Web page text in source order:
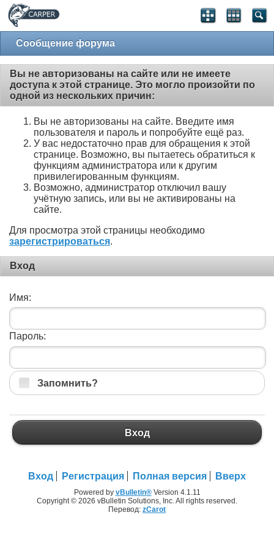
Сообщение форума
Вы не авторизованы на сайте или не имеете
доступа к этой странице. Это могло произойти по
одной из нескольких причин:
Вы не авторизованы на сайте. Введите имя
пользователя и пароль и попробуйте ещё раз.
У вас недостаточно прав для обращения к этой
странице. Возможно, вы пытаетесь обратиться к
функциям администратора или к другим
привилегированным функциям.
Возможно, администратор отключил вашу
учётную запись, или вы не активированы на
сайте.
Для просмотра этой страницы необходимо
зарегистрироваться.
Вход
Имя:
Пароль:
Запомнить?
Вход
Вход Регистрация Полная версия Вверх
Powered by vBulletin®Version 4.1.11
Copyright © 2026 vBulletin Solutions, Inc. All rights reserved.
Перевод: zCarot